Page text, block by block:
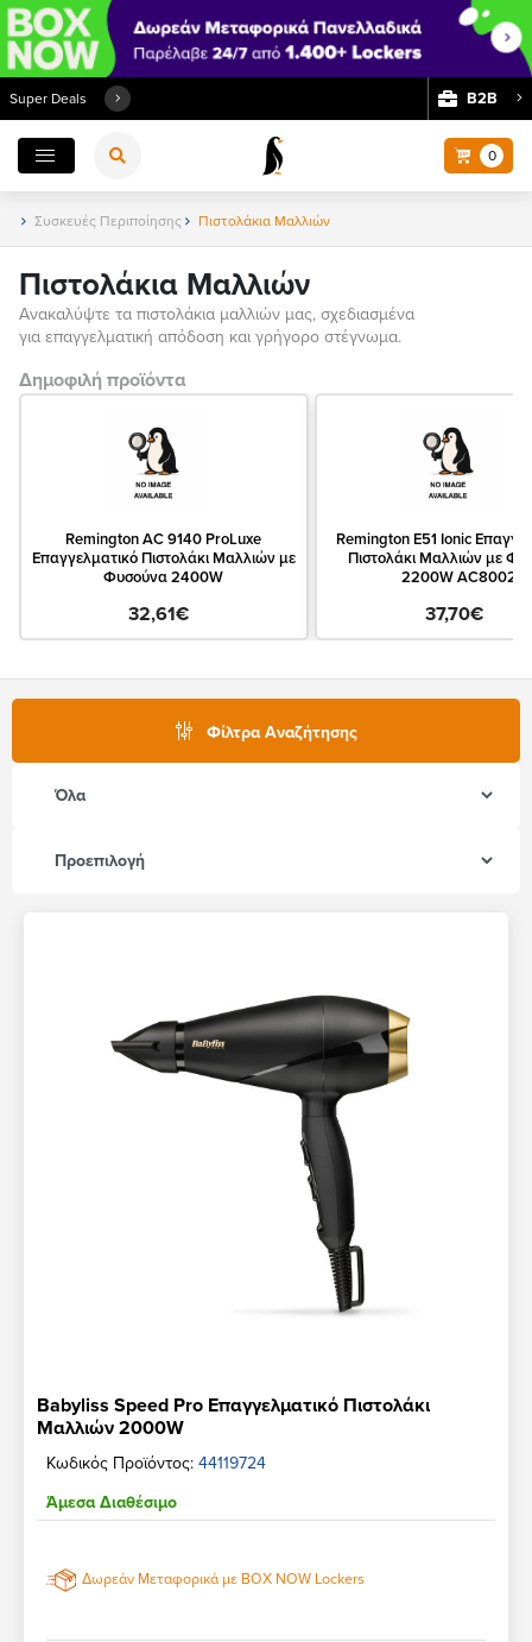
Super Deals Β2Β
0
Συσκευές Περιποίησης Πιστολάκια Μαλλιών
Πιστολάκια Μαλλιών
Ανακαλύψτε τα πιστολάκια μαλλιών μας, σχεδιασμένα
για επαγγελματική απόδοση και γρήγορο στέγνωμα.
Δημοφιλή προϊόντα
Remington AC 9140 ProLuxe
Επαγγελματικό Πιστολάκι Μαλλιών με
Φυσούνα 2400W
32,61€
Remington E51 Ionic
Πιστολάκι Μαλλιών με
2200W AC8002
37,70€
Φίλτρα Αναζήτησης
Babyliss Speed Pro Επαγγελματικό Πιστολάκι
Μαλλιών 2000W
Κωδικός Προϊόντος: 44119724
Άμεσα Διαθέσιμο
Δωρεάν Μεταφορικά με BOX NOW Lockers